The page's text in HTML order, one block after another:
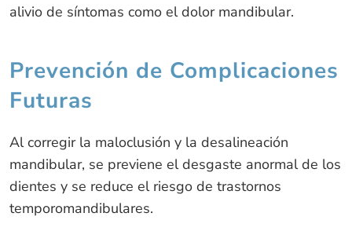
alivio de síntomas como el dolor mandibular.
Prevención de Complicaciones
Futuras
Al corregir la maloclusión y la desalineación
mandibular, se previene el desgaste anormal de los
dientes y se reduce el riesgo de trastornos
temporomandibulares.